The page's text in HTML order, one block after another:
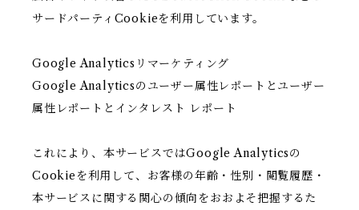
サードパーティCookieを利用しています。
Google Analyticsリマーケティング
Google Analyticsのユーザー属性レポートとユーザー
属性レポートとインタレスト レポート
これにより、本サービスではGoogle Analyticsの
Cookieを利用して、お客様の年齢・性別・閲覧履歴・
本サービスに関する関心の傾向をおおよそ把握するた